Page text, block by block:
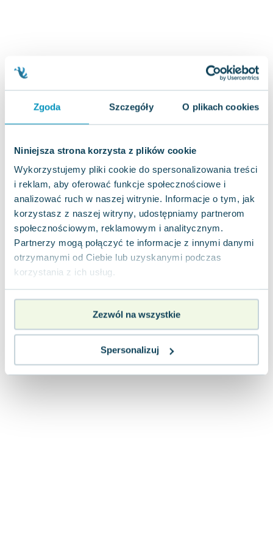
Zgoda Szczegóły O plikach cookies
Niniejsza strona korzysta z plików cookie
Wykorzystujemy pliki cookie do spersonalizowania treści
i reklam, aby oferować funkcje społecznościowe i
analizować ruch w naszej witrynie. Informacje o tym, jak
korzystasz z naszej witryny, udostępniamy partnerom
społecznościowym, reklamowym i analitycznym.
Partnerzy mogą połączyć te informacje z innymi danymi
otrzymanymi od Ciebie lub uzyskanymi podczas
korzystania z ich usług.
Zezwól na wszystkie
Spersonalizuj
Małgorzata Ohme
Maddie Ziegler
Leszek Czarnecki
Janina Zającówna
Eric Helms
Anna Prus (oprac.)
Nela Mała Reporterka
Agnieszka Maciąg
Barbara Wrzesińska
Terry Pratchett
Virginia Woolf
Lorraine Warren